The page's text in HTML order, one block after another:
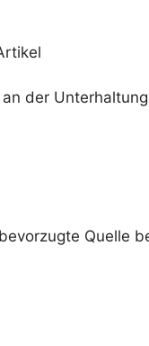
der Unterhaltung
Quelle